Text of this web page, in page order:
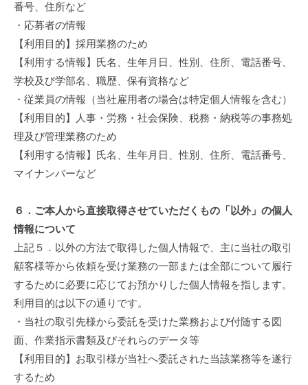
番号、住所など
・応募者の情報
【利用目的】採用業務のため
【利用する情報】氏名、生年月日、性別、住所、電話番号、
学校及び学部名、職歴、保有資格など
・従業員の情報（当社雇用者の場合は特定個人情報を含む）
【利用目的】人事・労務・社会保険、税務・納税等の事務処
理及び管理業務のため
【利用する情報】氏名、生年月日、性別、住所、電話番号、
マイナンバーなど
６．ご本人から直接取得させていただくもの「以外」の個人
情報について
上記５．以外の方法で取得した個人情報で、主に当社の取引
顧客様等から依頼を受け業務の一部または全部について履行
するために必要に応じてお預かりした個人情報を指します。
利用目的は以下の通りです。
・当社の取引先様から委託を受けた業務および付随する図
面、作業指示書類及びそれらのデータ等
【利用目的】お取引様が当社へ委託された当該業務等を遂行
するため